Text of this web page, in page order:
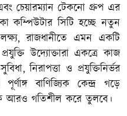
চেয়ারম্যান টেকনো গ্রুপ এর
কম্পিউটার সিটি হচ্ছে নতুন
রাজধানীতে এমন একটি
উদ্যোক্তারা একত্রে কাজ
নিরাপত্তা ও প্রযুক্তিনির্ভর
বাণিজ্যিক কেন্দ্র গড়ে
আরও গতিশীল করে তুলবে।